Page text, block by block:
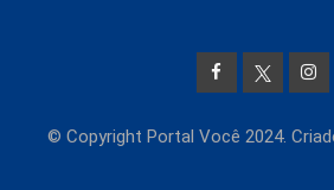
© Copyright Portal Você 2024.